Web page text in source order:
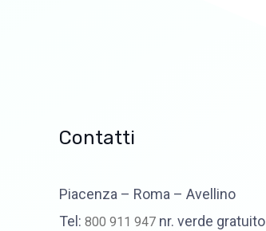
Contatti
Piacenza – Roma – Avellino
Tel: 800 911 947 nr. verde gratuito